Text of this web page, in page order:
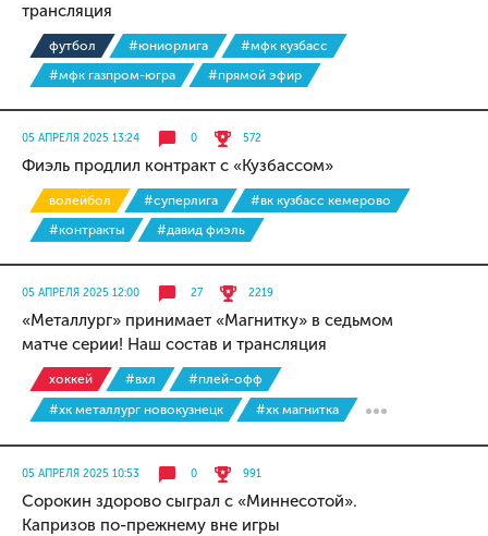
трансляция
футбол #юниорлига
#мфк кузбасс
#мфк газпром-югра
#прямой эфир
05 АПРЕЛЯ 2025 13:24 0 572
Фиэль продлил контракт с «Кузбассом»
волейбол #суперлига
#вк кузбасс кемерово
#контракты
#давид фиэль
05 АПРЕЛЯ 2025 12:00 27 2219
«Металлург» принимает «Магнитку» в седьмом
матче серии! Наш состав и трансляция
хоккей #вхл
#плей-офф
#хк металлург новокузнецк
#хк магнитка
05 АПРЕЛЯ 2025 10:53 0 991
Сорокин здорово сыграл с «Миннесотой».
Капризов по-прежнему вне игры